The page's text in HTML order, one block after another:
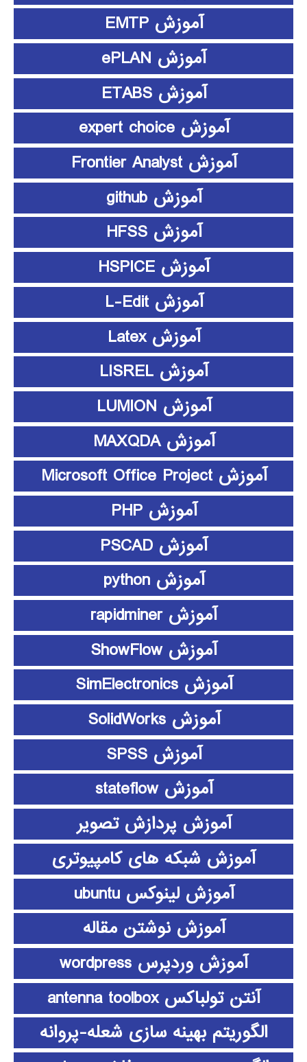
آموزش EMTP
آموزش ePLAN
آموزش ETABS
آموزش expert choice
آموزش Frontier Analyst
آموزش github
آموزش HFSS
آموزش HSPICE
آموزش L-Edit
آموزش Latex
آموزش LISREL
آموزش LUMION
آموزش MAXQDA
آموزش Microsoft Office Project
آموزش PHP
آموزش PSCAD
آموزش python
آموزش rapidminer
آموزش ShowFlow
آموزش SimElectronics
آموزش SolidWorks
آموزش SPSS
آموزش stateflow
آموزش پردازش تصویر
آموزش شبکه های کامپیوتری
آموزش لینوکس ubuntu
آموزش نوشتن مقاله
آموزش وردپرس wordpress
آنتن تولباکس antenna toolbox
الگوریتم بهینه سازی شعله-پروانه